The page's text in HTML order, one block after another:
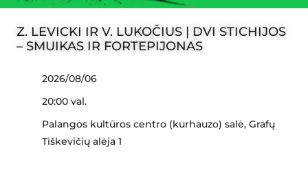
Z. LEVICKI IR V. LUKOČIUS | DVI STICHIJOS
– SMUIKAS IR FORTEPIJONAS
2026/08/06
20:00 val.
Palangos kultūros centro (kurhauzo) salė, Grafų
Tiškevičių alėja 1